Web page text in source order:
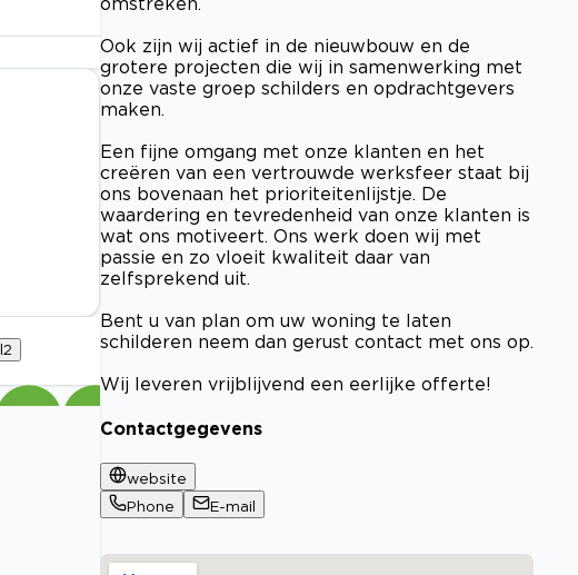
2
Ook zijn wij actief in de nieuwbouw en de
grotere projecten die wij in samenwerking met
onze vaste groep schilders en opdrachtgevers
maken.
Een fijne omgang met onze klanten en het
creëren van een vertrouwde werksfeer staat bij
ons bovenaan het prioriteitenlijstje. De
waardering en tevredenheid van onze klanten is
wat ons motiveert. Ons werk doen wij met
passie en zo vloeit kwaliteit daar van
zelfsprekend uit.
Bent u van plan om uw woning te laten
schilderen neem dan gerust contact met ons op.
Wij leveren vrijblijvend een eerlijke offerte!
Contactgegevens
website
Phone
E-mail